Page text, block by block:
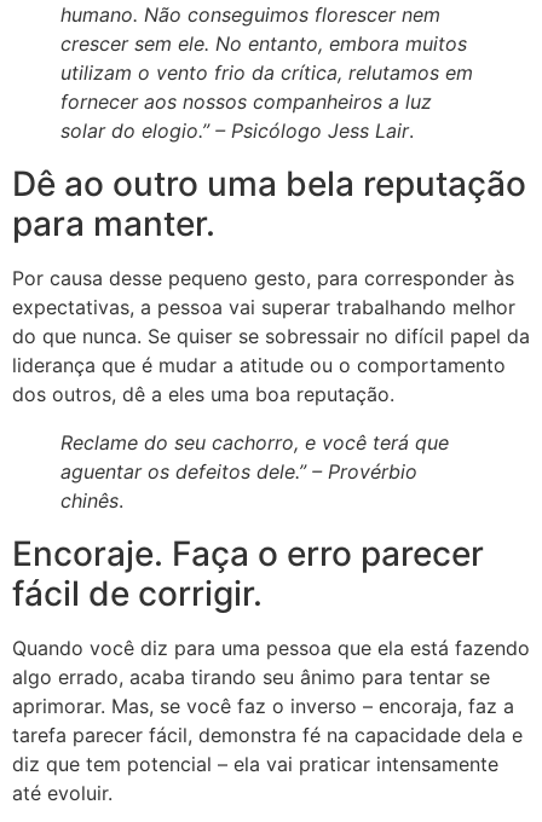
humano. Não conseguimos florescer nem
crescer sem ele. No entanto, embora muitos
utilizam o vento frio da crítica, relutamos em
fornecer aos nossos companheiros a luz
solar do elogio.” – Psicólogo Jess Lair.
Dê ao outro uma bela reputação
para manter.
Por causa desse pequeno gesto, para corresponder às
expectativas, a pessoa vai superar trabalhando melhor
do que nunca. Se quiser se sobressair no difícil papel da
liderança que é mudar a atitude ou o comportamento
dos outros, dê a eles uma boa reputação.
Reclame do seu cachorro, e você terá que
aguentar os defeitos dele.” – Provérbio
chinês.
Encoraje. Faça o erro parecer
fácil de corrigir.
Quando você diz para uma pessoa que ela está fazendo
algo errado, acaba tirando seu ânimo para tentar se
aprimorar. Mas, se você faz o inverso – encoraja, faz a
tarefa parecer fácil, demonstra fé na capacidade dela e
diz que tem potencial – ela vai praticar intensamente
até evoluir.